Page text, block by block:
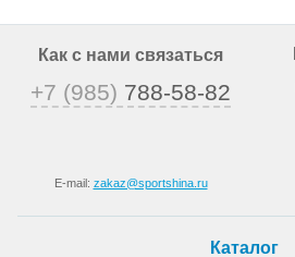
Как с нами связаться
+7 (985) 788-58-82
E-mail: zakaz@sportshina.ru
Каталог